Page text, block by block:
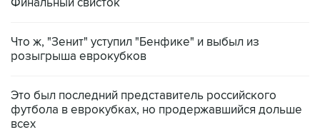
Финальный свисток
Что ж, "Зенит" уступил "Бенфике" и выбыл из
розыгрыша еврокубков
Это был последний представитель российского
футбола в еврокубках, но продержавшийся дольше
всех